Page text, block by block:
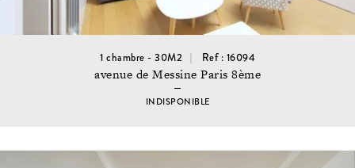
1 chambre - 30M2 Ref : 16094
avenue de Messine Paris 8ème
INDISPONIBLE